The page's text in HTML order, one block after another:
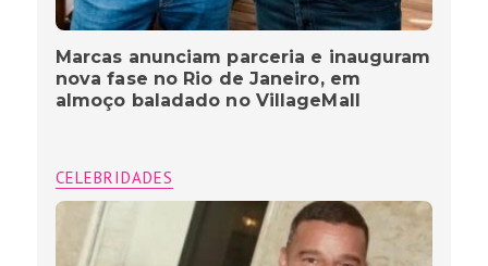
Marcas anunciam parceria e inauguram
nova fase no Rio de Janeiro, em
almoço baladado no VillageMall
CELEBRIDADES